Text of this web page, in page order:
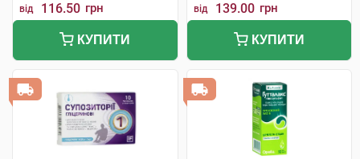
від 116.50 грн
КУПИТИ
від 139.00 грн
КУПИТИ